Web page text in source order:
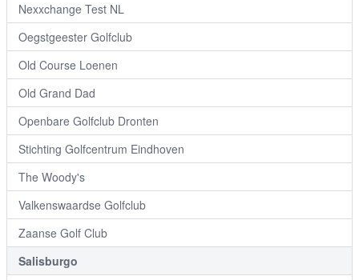
Nexxchange Test NL
Oegstgeester Golfclub
Old Course Loenen
Old Grand Dad
Openbare Golfclub Dronten
Stichting Golfcentrum Eindhoven
The Woody's
Valkenswaardse Golfclub
Zaanse Golf Club
Salisburgo